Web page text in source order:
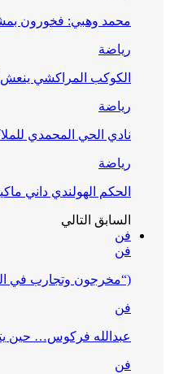
محمد وهبي: فخورون
رياضة
الكوكب المراكشي ينعش
رياضة
نادي الحي المحمدي
رياضة
الحكم الهولندي داني
السابق التالي
فن
فن
(“مخرجون وتجارب في
فن
عبدالله فركوس… حين
فن